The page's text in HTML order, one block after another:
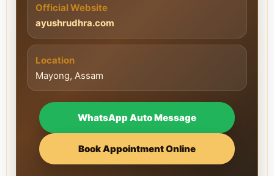
Official Website
ayushrudhra.com
Location
Mayong, Assam
WhatsApp Auto Message
Book Appointment Online